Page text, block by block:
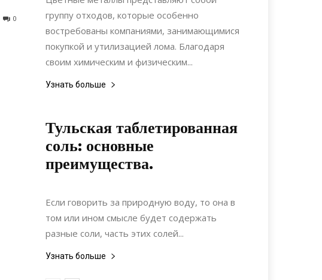
0
группу отходов, которые особенно
востребованы компаниями, занимающимися
покупкой и утилизацией лома. Благодаря
своим химическим и физическим...
Узнать больше
Тульская таблетированная
соль: основные
преимущества.
07.11.2021
Если говорить за природную воду, то она в
том или ином смысле будет содержать
разные соли, часть этих солей...
Узнать больше